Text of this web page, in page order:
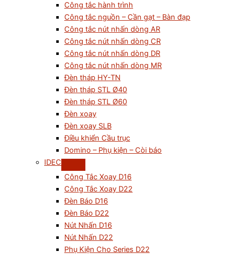
Công tắc hành trình
Công tắc nguồn – Cần gạt – Bàn đạp
Công tắc nút nhấn dòng AR
Công tắc nút nhấn dòng CR
Công tắc nút nhấn dòng DR
Công tắc nút nhấn dòng MR
Đèn tháp HY-TN
Đèn tháp STL Ø40
Đèn tháp STL Ø60
Đèn xoay
Đèn xoay SLB
Điều khiển Cầu trục
Domino – Phụ kiện – Còi báo
IDEC
Công Tắc Xoay D16
Công Tắc Xoay D22
Đèn Báo D16
Đèn Báo D22
Nút Nhấn D16
Nút Nhấn D22
Phụ Kiện Cho Series D22